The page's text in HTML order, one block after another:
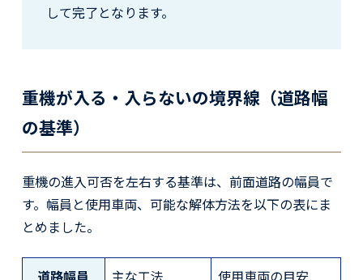
して完了となります。
重機が入る・入らないの境界線（道路幅
の基準）
重機の進入可否を左右する基準は、前面道路の幅員で
す。幅員と使用車両、可能な解体方法を以下の表にま
とめました。
道路幅員 主な工法
使用車両の目安